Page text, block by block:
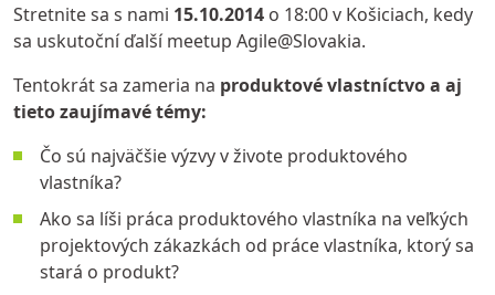
Stretnite sa s nami 15.10.2014 o 18:00 v Košiciach, kedy
sa uskutoční ďalší meetup Agile@Slovakia.
Tentokrát sa zameria na produktové vlastníctvo a aj
tieto zaujímavé témy:
Čo sú najväčšie výzvy v živote produktového
vlastníka?
Ako sa líši práca produktového vlastníka na veľkých
projektových zákazkách od práce vlastníka, ktorý sa
stará o produkt?